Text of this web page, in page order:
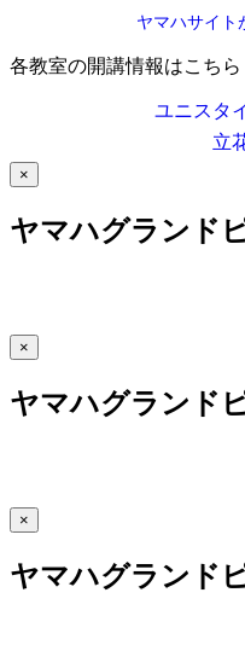
ヤマハサイト
各教室の開講情報はこちら
ユニスタ
立
×
ヤマハグランド
×
ヤマハグランド
×
ヤマハグランド